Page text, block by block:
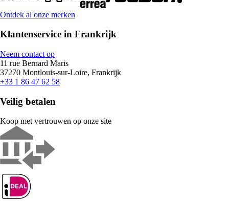
Ontdek al onze merken
Klantenservice in Frankrijk
Neem contact op
11 rue Bernard Maris
37270 Montlouis-sur-Loire, Frankrijk
+33 1 86 47 62 58
Veilig betalen
Koop met vertrouwen op onze site